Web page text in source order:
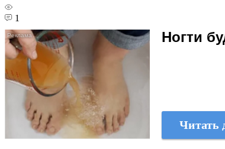
1
Ногти
Читать